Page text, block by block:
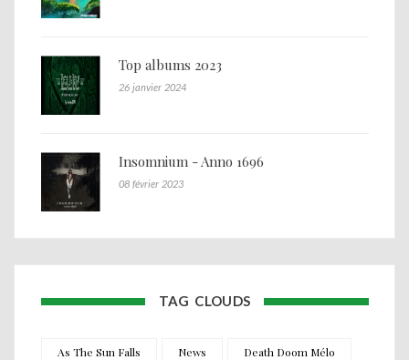
Top albums 2023
26 janvier 2024
Insomnium - Anno 1696
08 février 2023
TAG CLOUDS
As The Sun Falls News Death Doom Mélo